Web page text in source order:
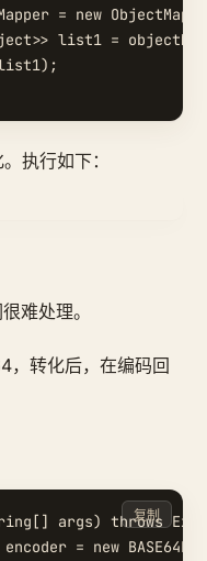
= new
list1 =
执行如下：
难处理。
，转化后，在编码回
args) throws
= new
复制